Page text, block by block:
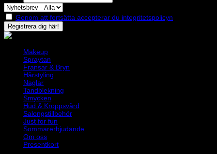
Genom att fortsätta accepterar du integritetspolicyn
Makeup
Spraytan
Fransar & Bryn
Hårstyling
Naglar
Tandblekning
Smycken
Hud & Kroppsvård
Salongstillbehör
Just for fun
Sommarerbjudande
Om oss
Presentkort